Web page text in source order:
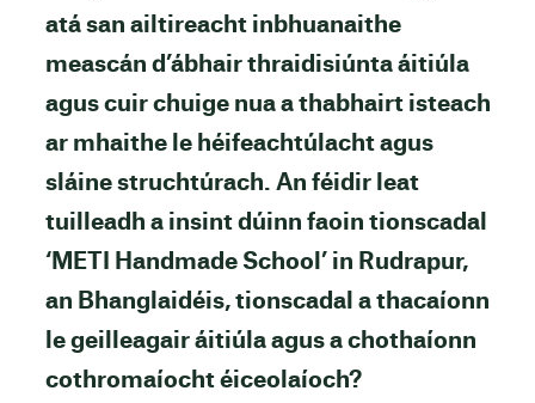
atá san ailtireacht inbhuanaithe
meascán d’ábhair thraidisiúnta áitiúla
agus cuir chuige nua a thabhairt isteach
ar mhaithe le héifeachtúlacht agus
sláine struchtúrach. An féidir leat
tuilleadh a insint dúinn faoin tionscadal
‘METI Handmade School’ in Rudrapur,
an Bhanglaidéis, tionscadal a thacaíonn
le geilleagair áitiúla agus a chothaíonn
cothromaíocht éiceolaíoch?